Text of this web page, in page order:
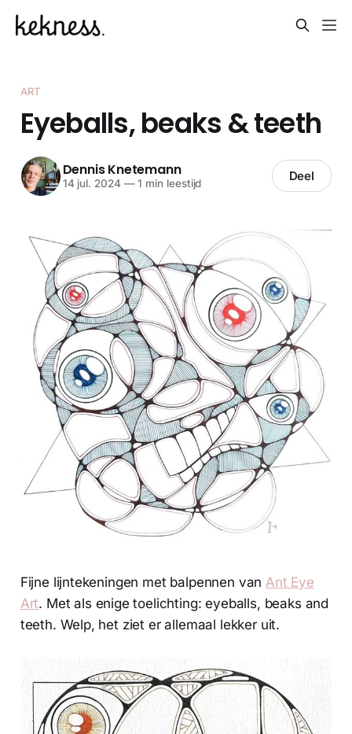
ART
Eyeballs, beaks & teeth
Dennis Knetemann
14 jul. 2024 —1 min leestijd Deel
Fijne lijntekeningen met balpennen vanAnt Eye
Art. Met als enige toelichting: eyeballs, beaks and
teeth. Welp, het ziet er allemaal lekker uit.